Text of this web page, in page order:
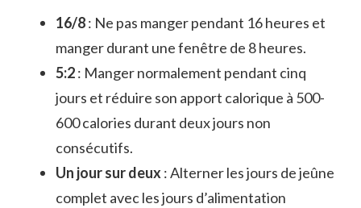
16/8: Ne pas manger pendant 16 heures et
manger durant une fenêtre de 8 heures.
5:2: Manger normalement pendant cinq
jours et réduire son apport calorique à 500-
600 calories durant deux jours non
consécutifs.
Un jour sur deux : Alterner les jours de jeûne
complet avec les jours d’alimentation